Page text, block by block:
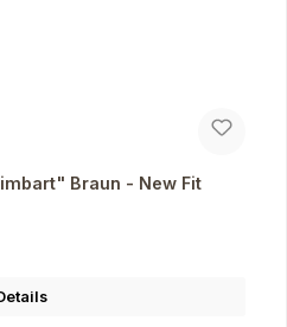
Braun - New Fit